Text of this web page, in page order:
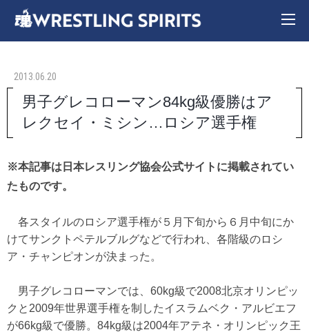
2013.06.20
男子グレコローマン84kg級優勝はア
レクセイ・ミシン…ロシア選手権
※本記事は日本レスリング協会公式サイトに掲載されてい
たものです。
各スタイルのロシア選手権が５月下旬から６月中旬にか
けてサンクトペテルブルグなどで行われ、各階級のロシ
ア・チャンピオンが決まった。
男子グレコローマンでは、60kg級で2008北京オリンピッ
クと2009年世界選手権を制したイスラムベク・アルビエフ
が66kg級で優勝。84kg級は2004年アテネ・オリンピック王